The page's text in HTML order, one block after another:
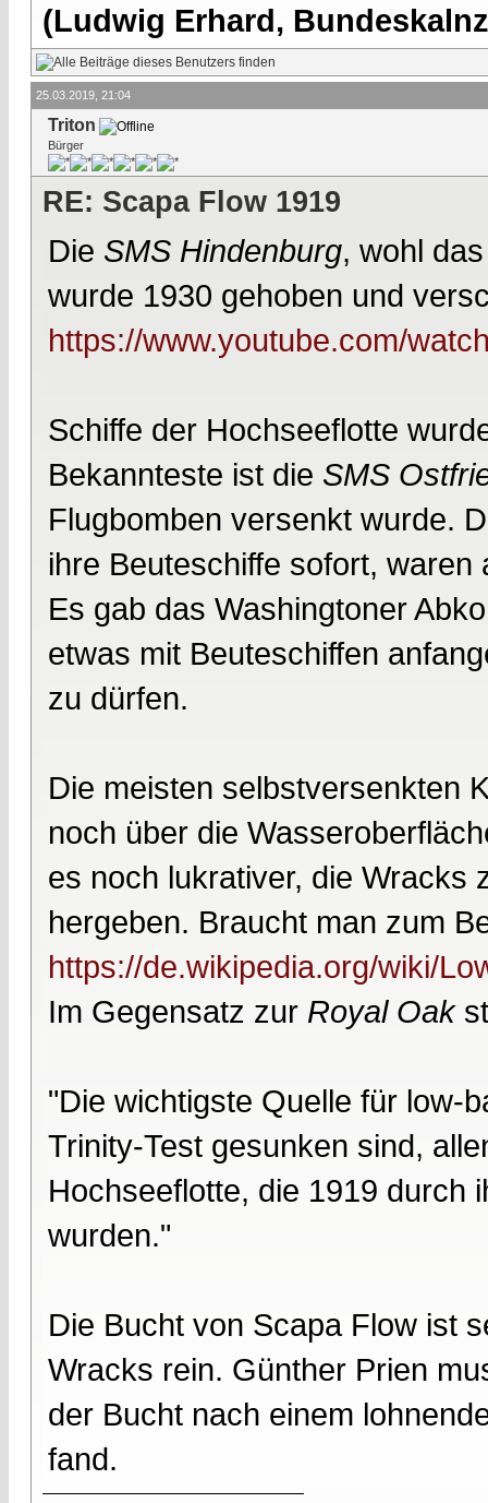
(Ludwig Erhard,
25.03.2019, 21:04
Triton
Bürger
RE: Scapa Flow 1919
Die SMS Hindenburg, wohl
wurde 1930 gehoben und
https://www.youtube.com/
Schiffe der Hochseeflotte
Bekannteste ist die SMS
Flugbomben versenkt wurde.
ihre Beuteschiffe sofort,
Es gab das Washingtoner
etwas mit Beuteschiffen
zu dürfen.
Die meisten selbstversenkten
noch über die
es noch lukrativer, die Wracks
hergeben. Braucht man zum
https://de.wikipedia.org/wiki/
Im Gegensatz zur Royal Oak
"Die wichtigste Quelle für low-
Trinity-Test gesunken sind,
Hochseeflotte, die 1919 durch
wurden."
Die Bucht von Scapa Flow ist
Wracks rein. Günther Prien
der Bucht nach einem
fand.